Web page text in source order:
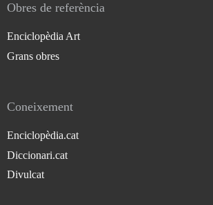
Obres de referència
Enciclopèdia Art
Grans obres
Coneixement
Enciclopèdia.cat
Diccionari.cat
Divulcat